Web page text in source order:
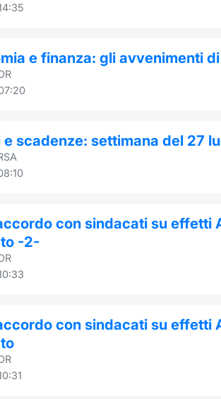
e finanza: gli avvenimenti
e scadenze: settimana del 27
con sindacati su effetti
-2-
con sindacati su effetti